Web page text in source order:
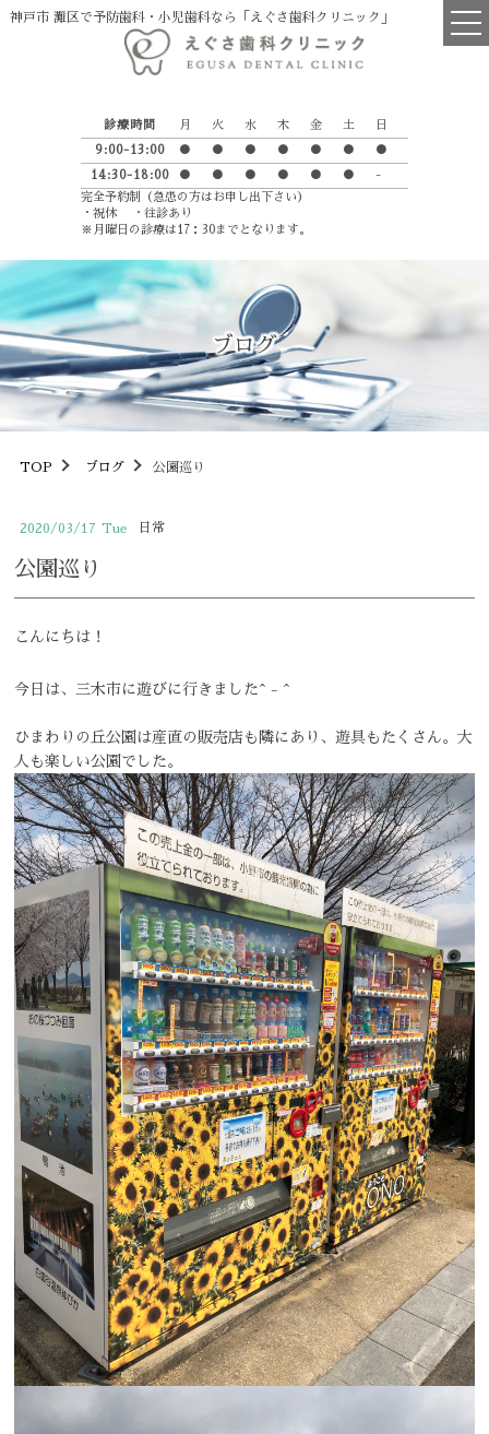
神戸市 灘区で予防歯科・小児歯科なら「えぐさ歯科クリニック」
診療時間 月 火 水 木 金 土 日
9:00-13:00 ● ● ● ● ● ● ●
14:30-18:00 ● ● ● ● ● ●
-
完全予約制（急患の方はお申し出下さい）
・祝休 ・往診あり
※月曜日の診療は17：30までとなります。
ブログ
医院について
院長・スタッフ紹介
診療の流れ
えぐさ歯科からのお願い
英語学習室
Petit Luxe
診療項目
一般歯科
おとなの矯正歯科
こどもの矯正歯科
ホワイトニング
マウスガード
elmo piccoloの紹介
クリニックの特徴
求人情報
予防治療を始めよう！
初めての方へQ&A
英語学習室
ブログ
ニュース ホームページを見たとお伝えください
078-861-2525
受付 9:00-13:00 / 14:30-18:00
TOP ブログ 公園巡り
2020/03/17 Tue 日常
公園巡り
こんにちは！
今日は、三木市に遊びに行きました^ - ^
ひまわりの丘公園は産直の販売店も隣にあり、遊具もたくさん。大
人も楽しい公園でした。